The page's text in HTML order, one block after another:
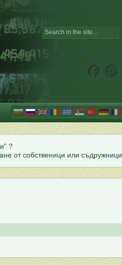
?
от собственици или съдружници